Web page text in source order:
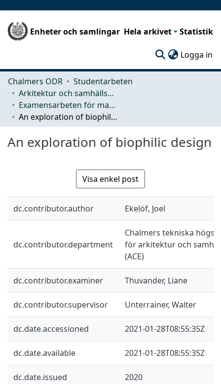
Enheter och samlingar Hela arkivet Statistik
Logga in
Chalmers ODR
Studentarbeten
Arkitektur och samhällsbyggnadsteknik (ACE)
Examensarbeten för masterexamen
An exploration of biophilic design
An exploration of biophilic design
Visa enkel post
dc.contributor.author Ekelöf, Joel
dc.contributor.department
Chalmers tekniska
för arkitektur och
(ACE)
dc.contributor.examiner Thuvander, Liane
dc.contributor.supervisor Unterrainer, Walter
dc.date.accessioned 2021-01-28T08:55:35Z
dc.date.available 2021-01-28T08:55:35Z
dc.date.issued 2020